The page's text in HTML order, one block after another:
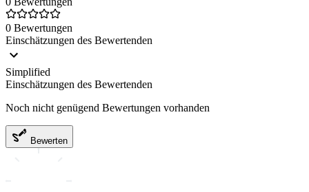
0 Bewertungen
Einschätzungen des Bewertenden
Simplified
Einschätzungen des Bewertenden
Noch nicht genügend Bewertungen vorhanden
Bewerten